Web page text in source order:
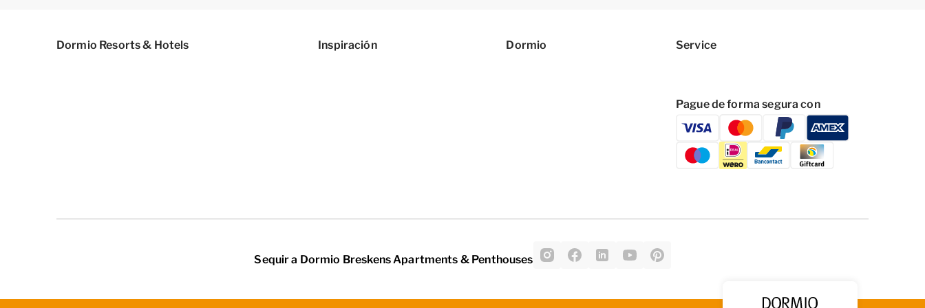
Dormio Resorts & Hotels Inspiración Dormio Service
Pague de forma segura con
Sequir a Dormio Breskens Apartments & Penthouses